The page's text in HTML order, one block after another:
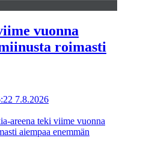
vuonna
roimasti
7.8.2026
areena teki viime vuonna
aiempaa enemmän